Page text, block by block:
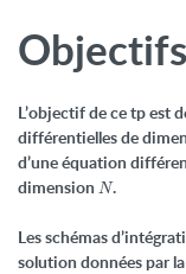
Objectifs
L’objectif de ce tp est
différentielles de
d’une équation
dimension N
N.
Les schémas
solution données par